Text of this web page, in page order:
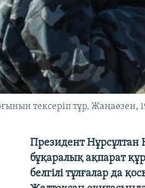
тексеріп тұр. Жаңаөзен,
Президент Нұрсұлтан
бұқаралық ақпарат
белгілі тұлғалар да